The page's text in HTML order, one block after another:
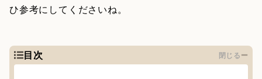
ひ参考にしてくださいね。
目次 閉じる